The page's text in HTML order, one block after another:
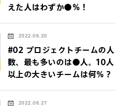
えた人はわずか●％！
2022.06.20
#02 プロジェクトチームの人
数、最も多いのは●人。10人
以上の大きいチームは何％？
2022.06.27